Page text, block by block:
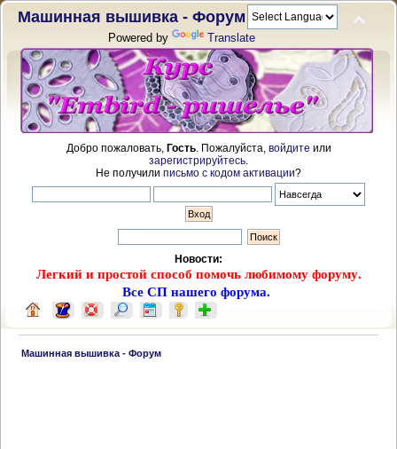
Машинная вышивка - Форум
Powered by Translate
Добро пожаловать, Гость. Пожалуйста, войдите или
зарегистрируйтесь
Не получили письмо с кодом активации?
Новости:
Легкий и простой способ помочь любимому форуму.
Все СП нашего форума.
Машинная вышивка - Форум